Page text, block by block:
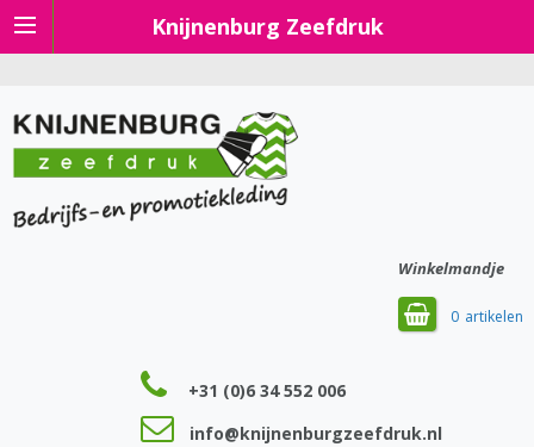
Knijnenburg Zeefdruk
Winkelmandje
0
+31 (0)6 34 552 006
info@knijnenburgzeefdruk.nl